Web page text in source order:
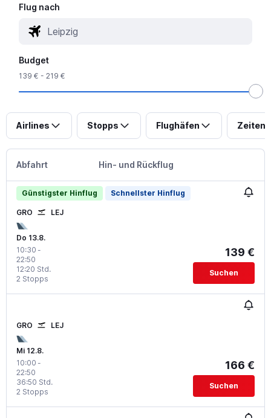
Flug nach
Budget
139 € - 219 €
Airlines Stopps Flughäfen Zeiten
Abfahrt Hin- und Rückflug
Günstigster Hinflug Schnellster Hinflug
GRO LEJ
Do 13.8.
10:30 -
22:50
2 Stopps
12:20 Std.
139 €
Suchen
GRO LEJ
Mi 12.8.
10:00 -
22:50
2 Stopps
36:50 Std.
166 €
Suchen